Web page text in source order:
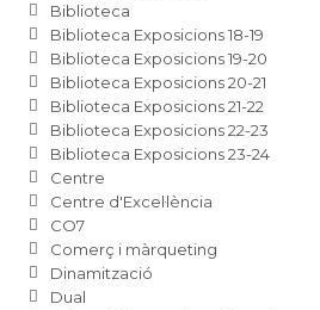
Biblioteca
Biblioteca Exposicions 18-19
Biblioteca Exposicions 19-20
Biblioteca Exposicions 20-21
Biblioteca Exposicions 21-22
Biblioteca Exposicions 22-23
Biblioteca Exposicions 23-24
Centre
Centre d'Excel·lència
CO7
Comerç i màrqueting
Dinamització
Dual